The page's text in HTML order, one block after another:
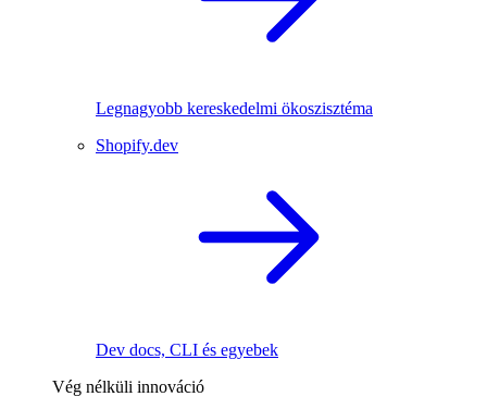
Legnagyobb kereskedelmi ökoszisztéma
Shopify.dev
Dev docs, CLI és egyebek
Vég nélküli innováció